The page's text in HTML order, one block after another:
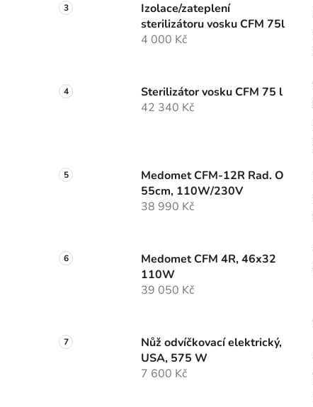
Izolace/zateplení
sterilizátoru vosku CFM 75l
4 000 Kč
Sterilizátor vosku CFM 75 l
42 340 Kč
Medomet CFM-12R Rad. O
55cm, 110W/230V
38 990 Kč
Medomet CFM 4R, 46x32
110W
39 050 Kč
Nůž odvíčkovací elektrický,
USA, 575 W
7 600 Kč